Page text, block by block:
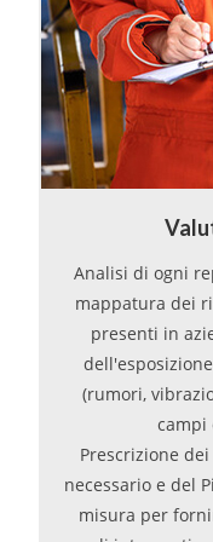
Analisi di ogni
mappatura dei
presenti in
(rumori,
campi
Prescrizione
necessario e del
misura per